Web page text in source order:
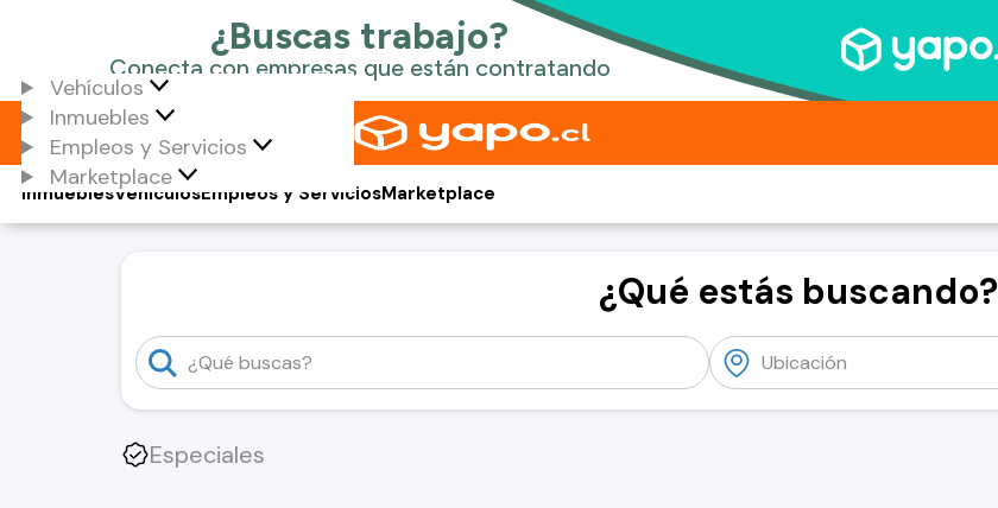
Vehículos
Inmuebles
Empleos y Servicios
Marketplace
Vehículos
Inmuebles Empleos y ServiciosMarketplace
¿Qué estás buscando?
Especiales